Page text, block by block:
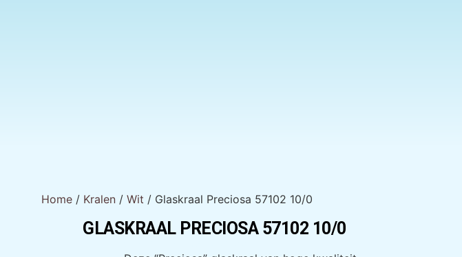
Home / Kralen / Wit / Glaskraal Preciosa 57102 10/0
GLASKRAAL PRECIOSA 57102 10/0